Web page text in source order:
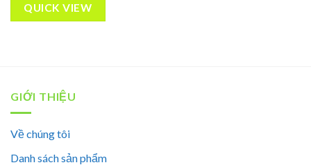
QUICK VIEW
GIỚI THIỆU
Về chúng tôi
Danh sách sản phẩm